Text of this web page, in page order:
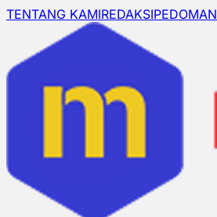
TENTANG KAMIREDAKSIPEDOMAN